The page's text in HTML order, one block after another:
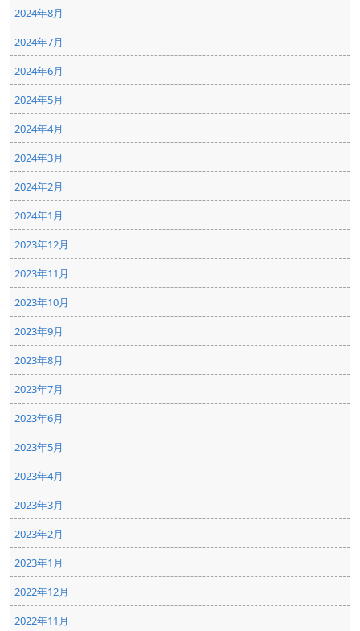
2024年8月
2024年7月
2024年6月
2024年5月
2024年4月
2024年3月
2024年2月
2024年1月
2023年12月
2023年11月
2023年10月
2023年9月
2023年8月
2023年7月
2023年6月
2023年5月
2023年4月
2023年3月
2023年2月
2023年1月
2022年12月
2022年11月